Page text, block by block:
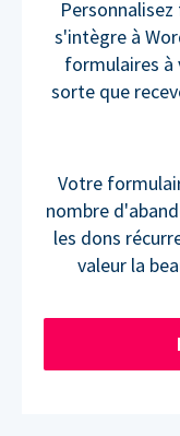
s'intègre à
formulaires à
sorte que
Votre
nombre
les dons
valeur la